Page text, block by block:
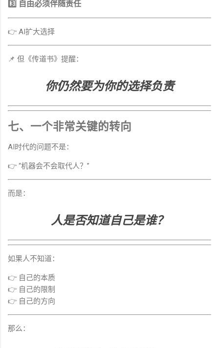
3️⃣ 自由必须伴随责任
👉 AI扩大选择
📌 但《传道书》提醒：
你仍然要为你的选择负责
七、一个非常关键的转向
AI时代的问题不是：
👉 “机器会不会取代人？”
而是：
人是否知道自己是谁？
如果人不知道：
👉 自己的本质
👉 自己的限制
👉 自己的方向
那么：